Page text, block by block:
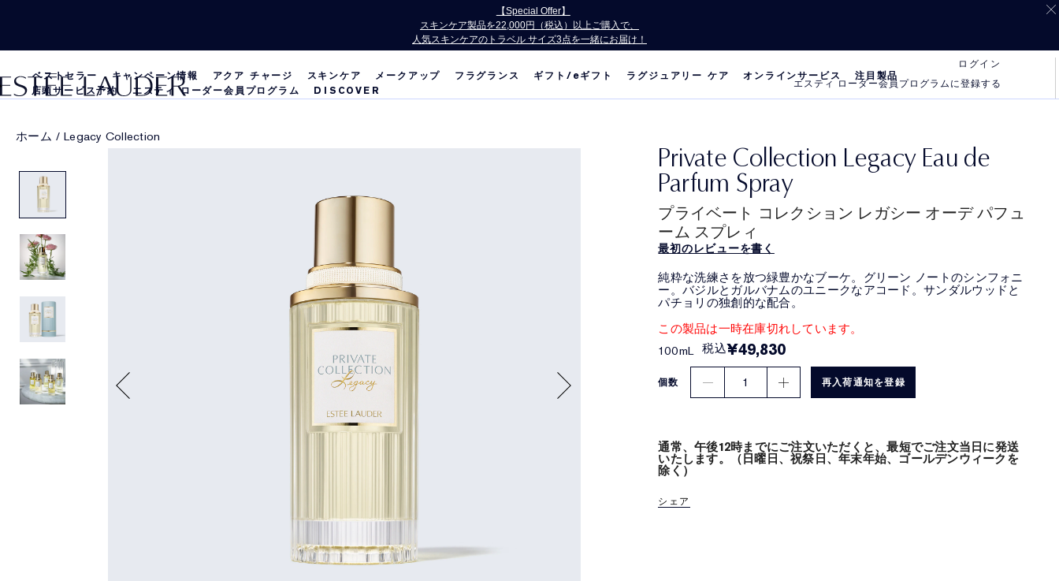
お会計にPayPayをご利用いただけるようになりました。
エスティ ローダー会員プログラムに登録する
ログイン
ベストセラー キャンペーン情報 アクア チャージ スキンケア メークアップ フラグランス ギフト/eギフト ラグジュアリー ケア オンラインサービス
注目製品
店頭サービス予約
エスティ ローダー会員プログラム DISCOVER
ホーム / Legacy Collection
Private Collection Legacy Eau de
Parfum Spray
プライベート コレクション レガシー オーデ パフュ
ーム スプレィ
最初のレビューを書く
純粋な洗練さを放つ緑豊かなブーケ。グリーン ノートのシンフォニ
ー。バジルとガルバナムのユニークなアコード。サンダルウッドと
パチョリの独創的な配合。
この製品は一時在庫切れしています。
100mL 税込¥49,830
個数 1 再入荷通知を登録
通常、午後12時までにご注文いただくと、最短でご注文当日に発送
いたします。（日曜日、祝祭日、年末年始、ゴールデンウィークを
除く）
シェア